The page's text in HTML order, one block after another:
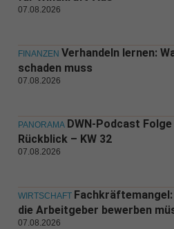
07.08.2026
FINANZEN Verhandeln lernen:
schaden muss
07.08.2026
PANORAMA DWN-Podcast
Rückblick – KW 32
07.08.2026
WIRTSCHAFT
die Arbeitgeber bewerben
07.08.2026